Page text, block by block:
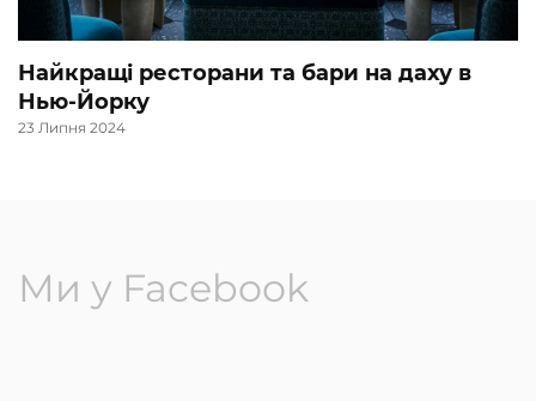
Найкращі ресторани та бари на даху в
Нью-Йорку
23 Липня 2024
Ми у Facebook